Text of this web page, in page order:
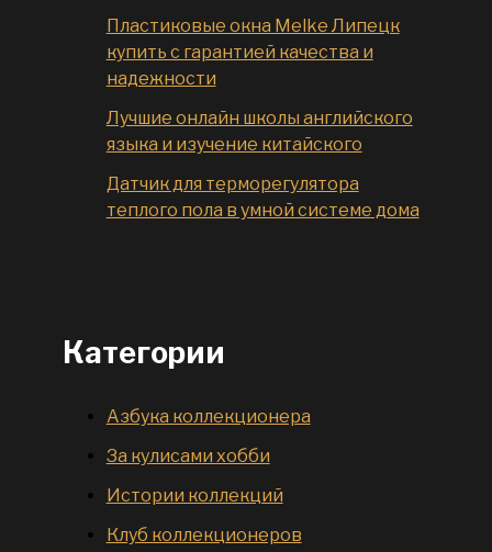
Пластиковые окна Melke Липецк
купить с гарантией качества и
надежности
Лучшие онлайн школы английского
языка и изучение китайского
Датчик для терморегулятора
теплого пола в умной системе дома
Категории
Азбука коллекционера
За кулисами хобби
Истории коллекций
Клуб коллекционеров